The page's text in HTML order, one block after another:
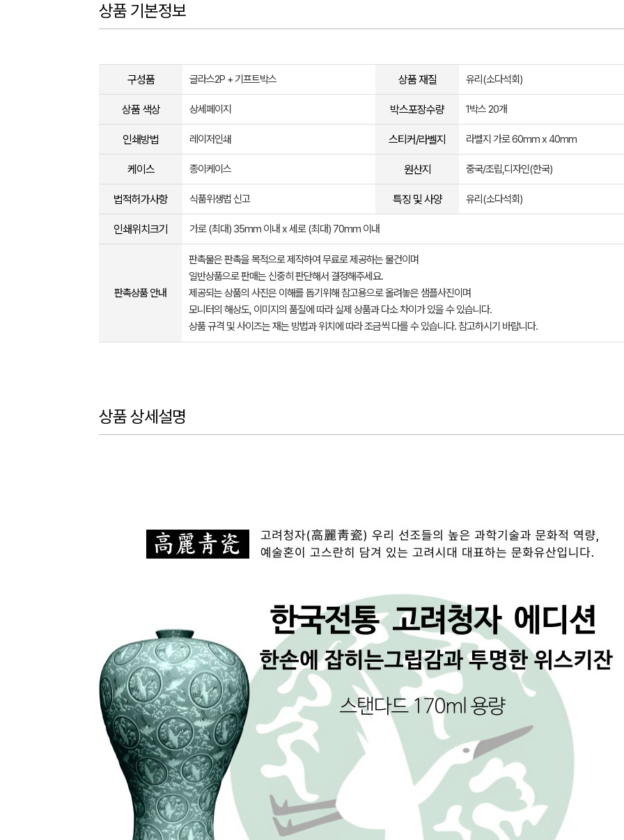
상품 기본정보
구성품 글라스2P + 기프트박스 상품 재질 유리(소다석회)
상품 색상 상세페이지 박스포장수량 1박스 20개
인쇄방법 레이저인쇄 스티커/라벨지 라벨지 가로 60mm x 40mm
케이스 종이케이스 원산지 중국/조립,디자인(한국)
법적허가사항 식품위생법 신고 특징 및 사양 유리(소다석회)
인쇄위치크기 가로 (최대) 35mm 이내 x 세로 (최대) 70mm 이내
판촉상품 안내
판촉물은 판촉을 목적으로 제작하여 무료로 제공하는 물건이며
일반상품으로 판매는 신중히 판단해서 결정해주세요.
제공되는 상품의 사진은 이해를 돕기위해 참고용으로 올려놓은 샘플사진이며
모니터의 해상도, 이미지의 품질에 따라 실제 상품과 다소 차이가 있을 수 있습니다.
상품 규격 및 사이즈는 재는 방법과 위치에 따라 조금씩 다를 수 있습니다. 참고하시기 바랍니다.
상품 상세설명